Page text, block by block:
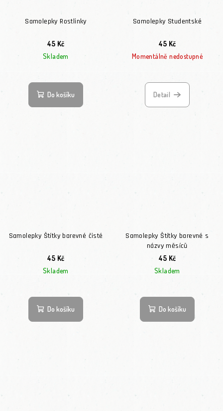
Samolepky Rostlinky
45 Kč
Skladem
Do košíku
Samolepky Studentské
45 Kč
Momentálně nedostupné
Detail
Samolepky Štítky barevné čisté
45 Kč
Skladem
Do košíku
Samolepky Štítky barevné s
názvy měsíců
45 Kč
Skladem
Do košíku